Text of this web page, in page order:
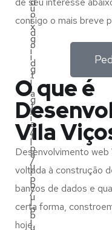
i
g
i
t
a
l
/
p
u
b
l
i
o
d
i
g
i
t
a
l
/
p
u
b
u
x
o
d
i
g
i
t
a
l
/
p
u
consigo o mais breve
O que é
Vila
Desenvolvimento web
voltada à construção
bancos de dados e
certa forma,
hoje.